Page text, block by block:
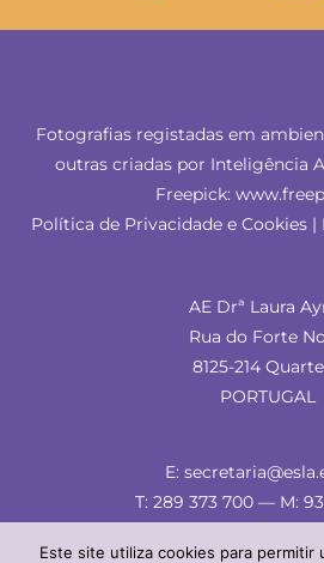
Fotografias registadas em
outras criadas por Inteligência
Freepick:
Política de Privacidade e Cookies |
AE Drª Laura
Rua do Forte
8125-214
PORTUGAL
E:
T: 289 373 700 — M:
Este site utiliza cookies para permitir